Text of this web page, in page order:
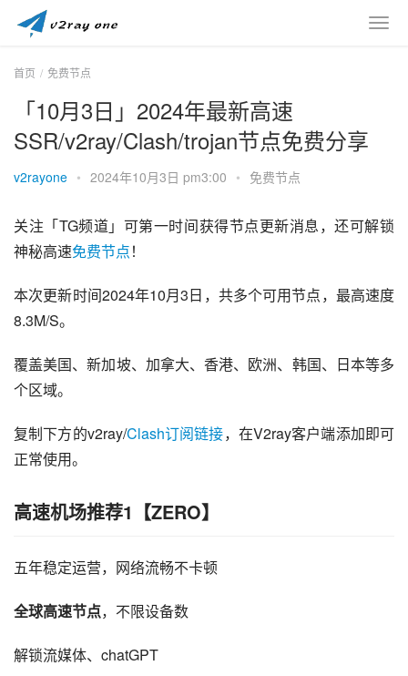
首页 免费节点
「10月3日」2024年最新高速
SSR/v2ray/Clash/trojan节点免费分享
v2rayone • 2024年10月3日 pm3:00 • 免费节点
关注「TG频道」可第一时间获得节点更新消息，还可解锁
神秘高速免费节点！
本次更新时间2024年10月3日，共多个可用节点，最高速度
8.3M/S。
覆盖美国、新加坡、加拿大、香港、欧洲、韩国、日本等多
个区域。
复制下方的v2ray/Clash订阅链接，在V2ray客户端添加即可
正常使用。
高速机场推荐1【ZERO】
五年稳定运营，网络流畅不卡顿
全球高速节点，不限设备数
解锁流媒体、chatGPT